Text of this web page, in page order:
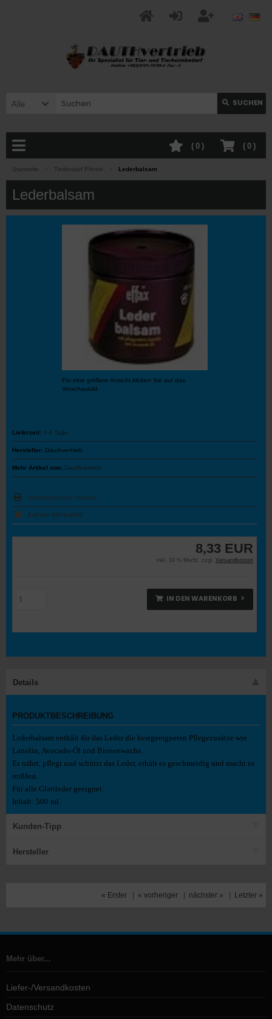
Alle SUCHEN
( 0 )
( 0 )
Startseite Tierbedarf Pferde Lederbalsam
Lederbalsam
Für eine größere Ansicht klicken Sie auf das
Vorschaubild
8,33 EUR
inkl. 19 % MwSt. zzgl. Versandkosten
IN DEN WARENKORB
Lieferzeit: 3-4 Tage
Hersteller: Dauthvertrieb
Mehr Artikel von: Dauthvertrieb
Artikeldatenblatt drucken
Details
PRODUKTBESCHREIBUNG
Lederbalsam enthält für das Leder die bestgeeigneten Pflegezusätze wie
Lanolin, Avocado-Öl und Bienenwachs.
Es nährt, pflegt und schützt das Leder, erhält es geschmeidig und macht es
reißfest.
Für alle Glattleder geeignet.
Inhalt: 500 ml.
Kunden-Tipp
Hersteller
« Erster « vorheriger nächster » Letzter »
Mehr über...
Liefer-/Versandkosten
Datenschutz